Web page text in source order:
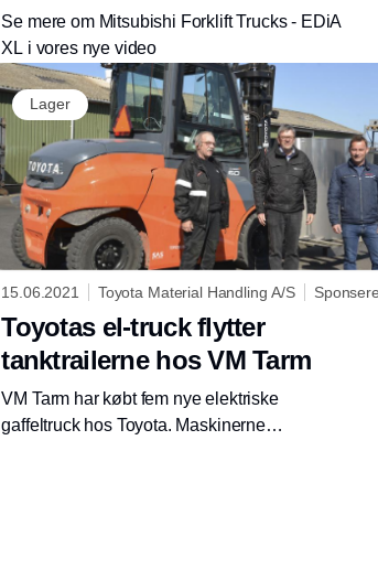
Se mere om Mitsubishi Forklift Trucks - EDiA
XL i vores nye video
Lager
15.06.2021 Toyota Material Handling A/S
Toyotas el-truck flytter
tanktrailerne hos VM Tarm
VM Tarm har købt fem nye elektriske
gaffeltruck hos Toyota. Maskinerne